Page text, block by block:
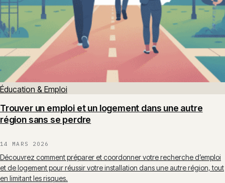
Éducation & Emploi
Trouver un emploi et un logement dans une autre
région sans se perdre
14 MARS 2026
Découvrez comment préparer et coordonner votre recherche d’emploi
et de logement pour réussir votre installation dans une autre région, tout
en limitant les risques.